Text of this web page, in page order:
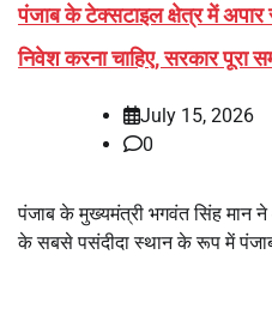
पंजाब के टेक्सटाइल क्षेत्र में अपार
निवेश करना चाहिए, सरकार पूरा
July 15, 2026
0
पंजाब के मुख्यमंत्री भगवंत सिंह मान
के सबसे पसंदीदा स्थान के रूप में